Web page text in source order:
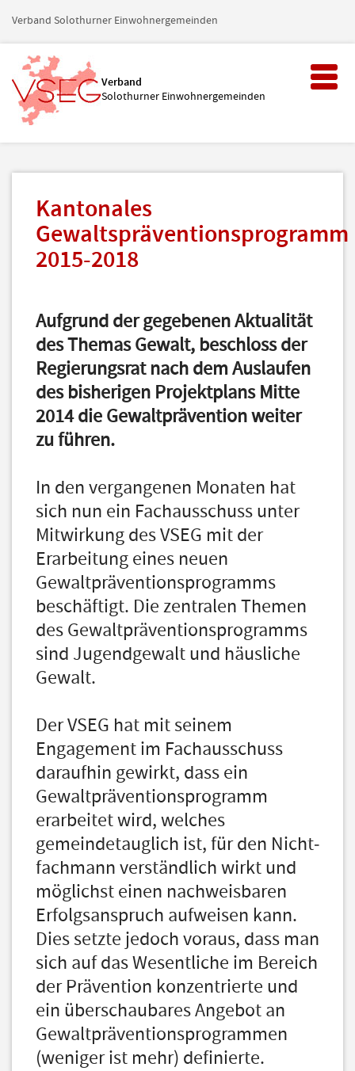
Verband Solothurner Einwohnergemeinden
Verband
Solothurner Einwohnergemeinden
Toggle
Kantonales
Gewaltspräventionsprogramm
2015-2018
Aufgrund der gegebenen Aktualität
des Themas Gewalt, beschloss der
Regierungsrat nach dem Auslaufen
des bisherigen Projektplans Mitte
2014 die Gewaltprävention weiter
zu führen.
In den vergangenen Monaten hat
sich nun ein Fachausschuss unter
Mitwirkung des VSEG mit der
Erarbeitung eines neuen
Gewaltpräventionsprogramms
beschäftigt. Die zentralen Themen
des Gewaltpräventionsprogramms
sind Jugendgewalt und häusliche
Gewalt.
Der VSEG hat mit seinem
Engagement im Fachausschuss
daraufhin gewirkt, dass ein
Gewaltpräventionsprogramm
erarbeitet wird, welches
gemeindetauglich ist, für den Nicht­
fachmann verständlich wirkt und
möglichst einen nachweisbaren
Erfolgsanspruch aufweisen kann.
Dies setzte jedoch voraus, dass man
sich auf das Wesentliche im Bereich
der Präven­tion konzentrierte und
ein überschaubares Angebot an
Gewaltpräventionsprogrammen
(weniger ist mehr) definierte.